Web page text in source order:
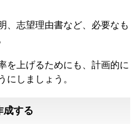
、志望理由書など、必要なも
を上げるためにも、計画的に
しましょう。
成する